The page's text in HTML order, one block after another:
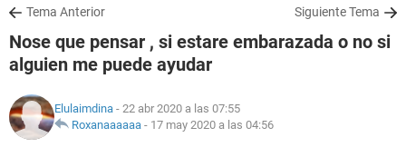
SALUD
FAMILIA
NUTRICIÓN
Tema Anterior Siguiente Tema
Nose que pensar , si estare embarazada o no si
alguien me puede ayudar
Elulaimdina - 22 abr 2020 a las 07:55
Roxanaaaaaa - 17 may 2020 a las 04:56